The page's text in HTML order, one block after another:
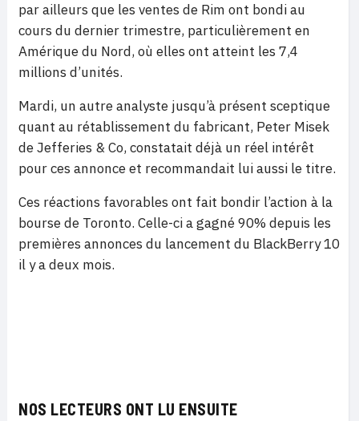
par ailleurs que les ventes de Rim ont bondi au
cours du dernier trimestre, particulièrement en
Amérique du Nord, où elles ont atteint les 7,4
millions d’unités.
Mardi, un autre analyste jusqu’à présent sceptique
quant au rétablissement du fabricant, Peter Misek
de Jefferies & Co, constatait déjà un réel intérêt
pour ces annonce et recommandait lui aussi le titre.
Ces réactions favorables ont fait bondir l’action à la
bourse de Toronto. Celle-ci a gagné 90% depuis les
premières annonces du lancement du BlackBerry 10
il y a deux mois.
NOS LECTEURS ONT LU ENSUITE